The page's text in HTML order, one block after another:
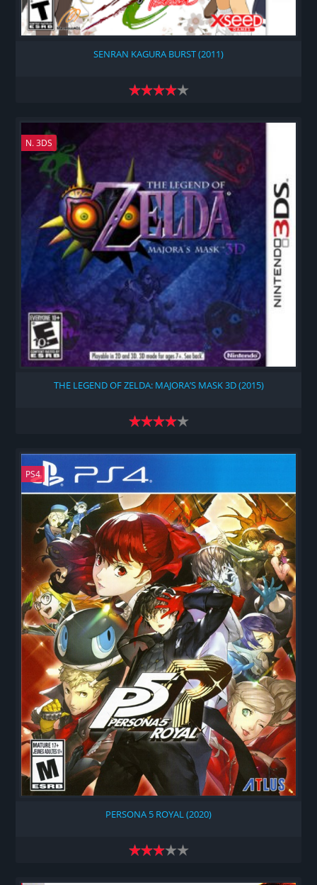
SENRAN KAGURA BURST (2011)
N. 3DS
THE LEGEND OF ZELDA: MAJORA’S MASK 3D (2015)
PS4
PERSONA 5 ROYAL (2020)